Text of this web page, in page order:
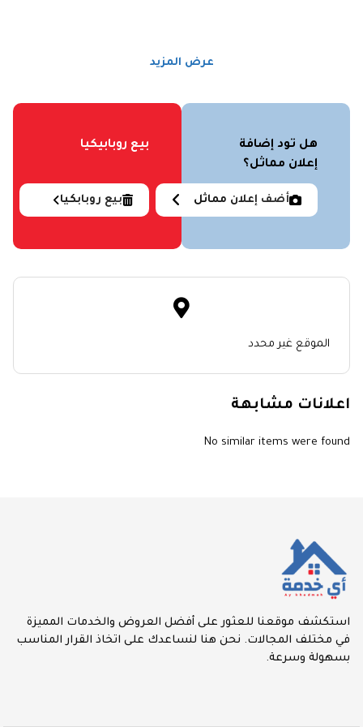
عرض المزيد
هل تود إضافة
إعلان مماثل؟
أضف إعلان مماثل
بيع روبابيكيا
بيع روبابكيا
الموقع غير محدد
اعلانات مشابهة
No similar items were found
استكشف موقعنا للعثور على أفضل العروض والخدمات المميزة
في مختلف المجالات. نحن هنا لنساعدك على اتخاذ القرار المناسب
بسهولة وسرعة.